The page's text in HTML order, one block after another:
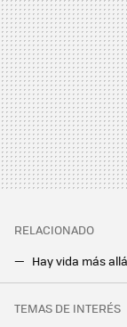
RELACIONADO
TEMAS DE INTERÉS